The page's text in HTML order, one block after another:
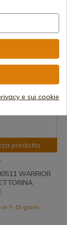
armatura
7-15 giorni
prodotto
WARRIOR
7-15 giorni
e sui cookie